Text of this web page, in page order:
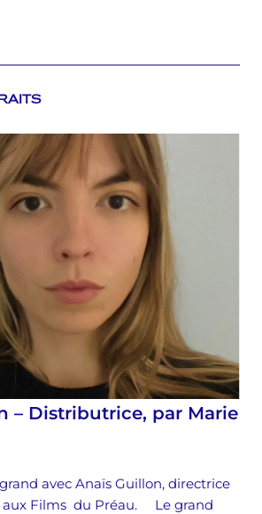
– Distributrice, par Marie
avec Anaïs Guillon, directrice
aux Films du Préau. Le grand